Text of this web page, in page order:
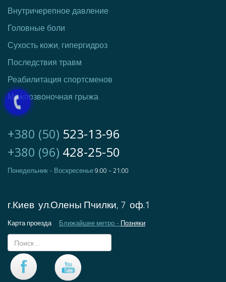
Внутричерепное давление
Головные боли
Сухость кожи, гипергидроз
Последствия травм
Реабилитация спортсменов
Межпозвоночная грыжа
+380 (50) 523-13-96
+380 (96) 428-25-50
Понедельник - Воскресенье9:00 - 21:00
г.Киев ул.Олены Пчилки, 7 оф.1
Карта проезда Ближайшее метро - Позняки